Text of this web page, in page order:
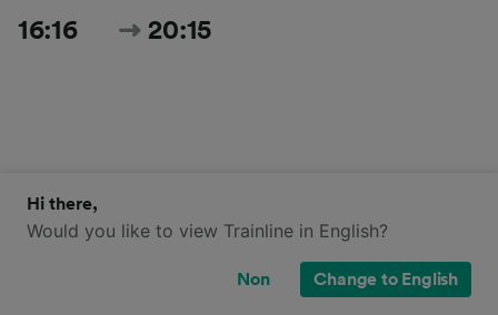
16:16 20:15
3 h 59 min,1 changement
Hi there,
Would you like to view Trainline in English?
Non Change to English